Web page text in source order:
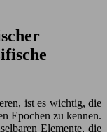
ist es wichtig, die
Epochen zu kennen.
Elemente, die